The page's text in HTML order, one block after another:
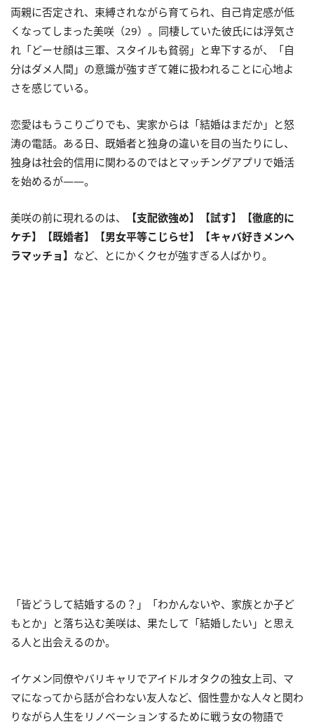
両親に否定され、束縛されながら育てられ、自己肯定感が低
くなってしまった美咲（29）。同棲していた彼氏には浮気さ
れ「どーせ顔は三軍、スタイルも貧弱」と卑下するが、「自
分はダメ人間」の意識が強すぎて雑に扱われることに心地よ
さを感じている。
恋愛はもうこりごりでも、実家からは「結婚はまだか」と怒
涛の電話。ある日、既婚者と独身の違いを目の当たりにし、
独身は社会的信用に関わるのではとマッチングアプリで婚活
を始めるが――。
美咲の前に現れるのは、
【支配欲強め】【試す】【徹底的に
ケチ】【既婚者】【男女平等こじらせ】【キャバ好きメンヘ
ラマッチョ】 など、とにかくクセが強すぎる人ばかり。
「皆どうして結婚するの？」「わかんないや、家族とか子ど
もとか」と落ち込む美咲は、果たして「結婚したい」と思え
る人と出会えるのか。
イケメン同僚やバリキャリでアイドルオタクの独女上司、マ
マになってから話が合わない友人など、個性豊かな人々と関わ
りながら人生をリノベーションするために戦う女の物語で